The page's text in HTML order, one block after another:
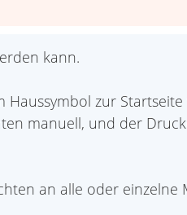
kann.
zur
manuell, und der
an alle oder